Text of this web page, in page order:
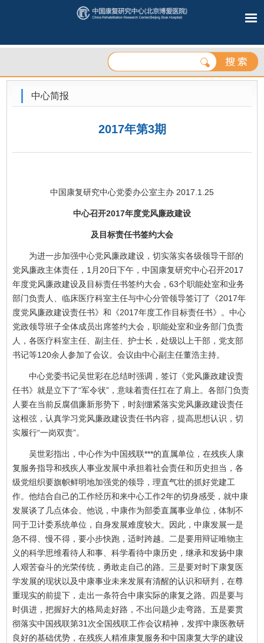
中心简报
2017年第3期
中国康复研究中心党委办公室主办 2017.1.25
中心召开2017年度党风廉政建设
及目标责任书签约大会
为进一步加强中心党风廉政建设，切实落实各级领导干部的
党风廉政主体责任，1月20日下午，中国康复研究中心召开2017
年度党风廉政建设及目标责任书签约大会，63个职能处室和业务
部门负责人、临床医疗科室主任与中心分管领导签订了《2017年
度党风廉政建设责任书》和《2017年度工作目标责任书》。中心
党政领导班子全体成员出席签约大会，职能处室和业务部门负责
人，各医疗科室主任、副主任、护士长，处级以上干部，党支部
书记等120余人参加了会议。会议由中心副主任董浩主持。
中心党委书记吴世彩在总结时强调，签订《党风廉政建设责
任书》就是立下了“军令状”，意味着责任扛在了肩上。各部门负责
人要在当前反腐倡廉新形势下，时刻绷紧落实党风廉政建设责任
这根弦，认真学习党风廉政建设责任书内容，提高思想认识，切
实履行“一岗双责”。
吴世彩指出，中心作为中国残联***的直属单位，在残疾人康
复服务指导和残疾人事业发展中承担着社会责任和历史担当，各
级党组织要旗帜鲜明地加强党的领导，理直气壮的抓好党建工
作。他结合自己的工作经历和来中心工作2年的切身感受，就中康
发展谈了几点体会。他说，中康作为部委直属事业单位，体制不
同于卫计委系统单位，自身发展难度较大。因此，中康发展一是
急不得、慢不得，要小步快跑，适时跨越。二是要用辩证唯物主
义的科学思维看待人和事、科学看待中康历史，继承和发扬中康
人艰苦奋斗的光荣传统，勇敢走自己的路。三是要对时下康复医
学发展的现状以及中康事业未来发展有清醒的认识和研判，在尊
重现实的前提下，走出一条符合中康实际的康复之路。四是要与
时俱进，把握好大的格局走好路，不出问题少走弯路。五是要贯
彻落实中国残联第31次全国残联工作会议精神，发挥中康医教研
良好的基础优势，在残疾人精准康复服务和中国康复大学的建设